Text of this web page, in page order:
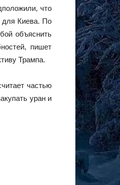
что
для Киева. По
объяснить
пишет
Трампа.
частью
уран и